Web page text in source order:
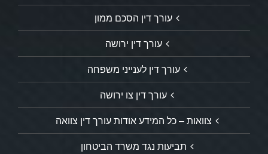
עורך דין הסכם ממון
עורך דין ירושה
עורך דין לענייני משפחה
עורך דין צו ירושה
צוואות – כל המידע אודות עורך דין צוואה
תביעות נגד משרד הביטחון